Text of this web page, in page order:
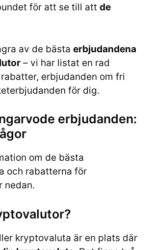
för att se till att de
av de bästa erbjudandena
– vi har listat en rad
erbjudanden om fri
för dig.
erbjudanden:
om de bästa
och rabatterna för
nedan.
kryptovaluta är en plats där